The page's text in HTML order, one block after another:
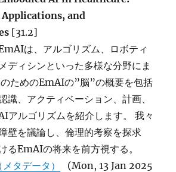
and
[31.2]
は、アルゴリズム、ロボティ
ディシンといった多様な分野にま
ためのEmAIの”脳”の概要を包括
識、アクティベーション、計画、
アルゴリズムを紹介します。 我々
壁を議論し、倫理的考察を探求
るEmAIの将来を前方視する。
タデータ）
(Mon, 13 Jan 2025